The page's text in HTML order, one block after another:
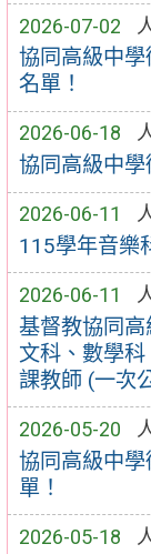
2026-07-02
協同高級中
名單！
2026-06-18
協同高級中學
2026-06-11
115學年音樂
2026-06-11
基督教協同
文科、數學
課教師 (一次
2026-05-20
協同高級中
單！
2026-05-18